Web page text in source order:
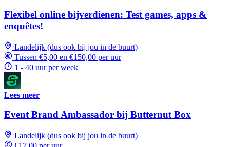
Flexibel online bijverdienen: Test games, apps &
enquêtes!
Landelijk (dus ook bij jou in de buurt)
Tussen €5,00 en €150,00 per uur
1 - 40 uur per week
Lees meer
Event Brand Ambassador bij Butternut Box
Landelijk (dus ook bij jou in de buurt)